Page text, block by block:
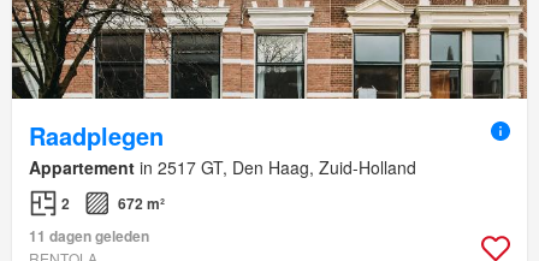
Raadplegen
Appartement in 2517 GT, Den Haag, Zuid-Holland
2
672 m²
11 dagen geleden